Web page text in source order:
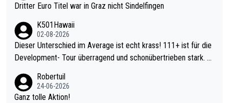
Dritter Euro Titel war in Graz nicht Sindelfingen
K501Hawaii
02-08-2026
Dieser Unterschied im Average ist echt krass! 111+ ist für die
Development- Tour überragend und schonübertrieben stark. U
mal 40+ erst recht. Da gewinnst keinen Blumentopf - ist ja noc
h krasser wie ein Pokalspiel eines Kreisligisten vs einem Bund
Robertuil
24-06-2026
Ganz tolle Aktion!